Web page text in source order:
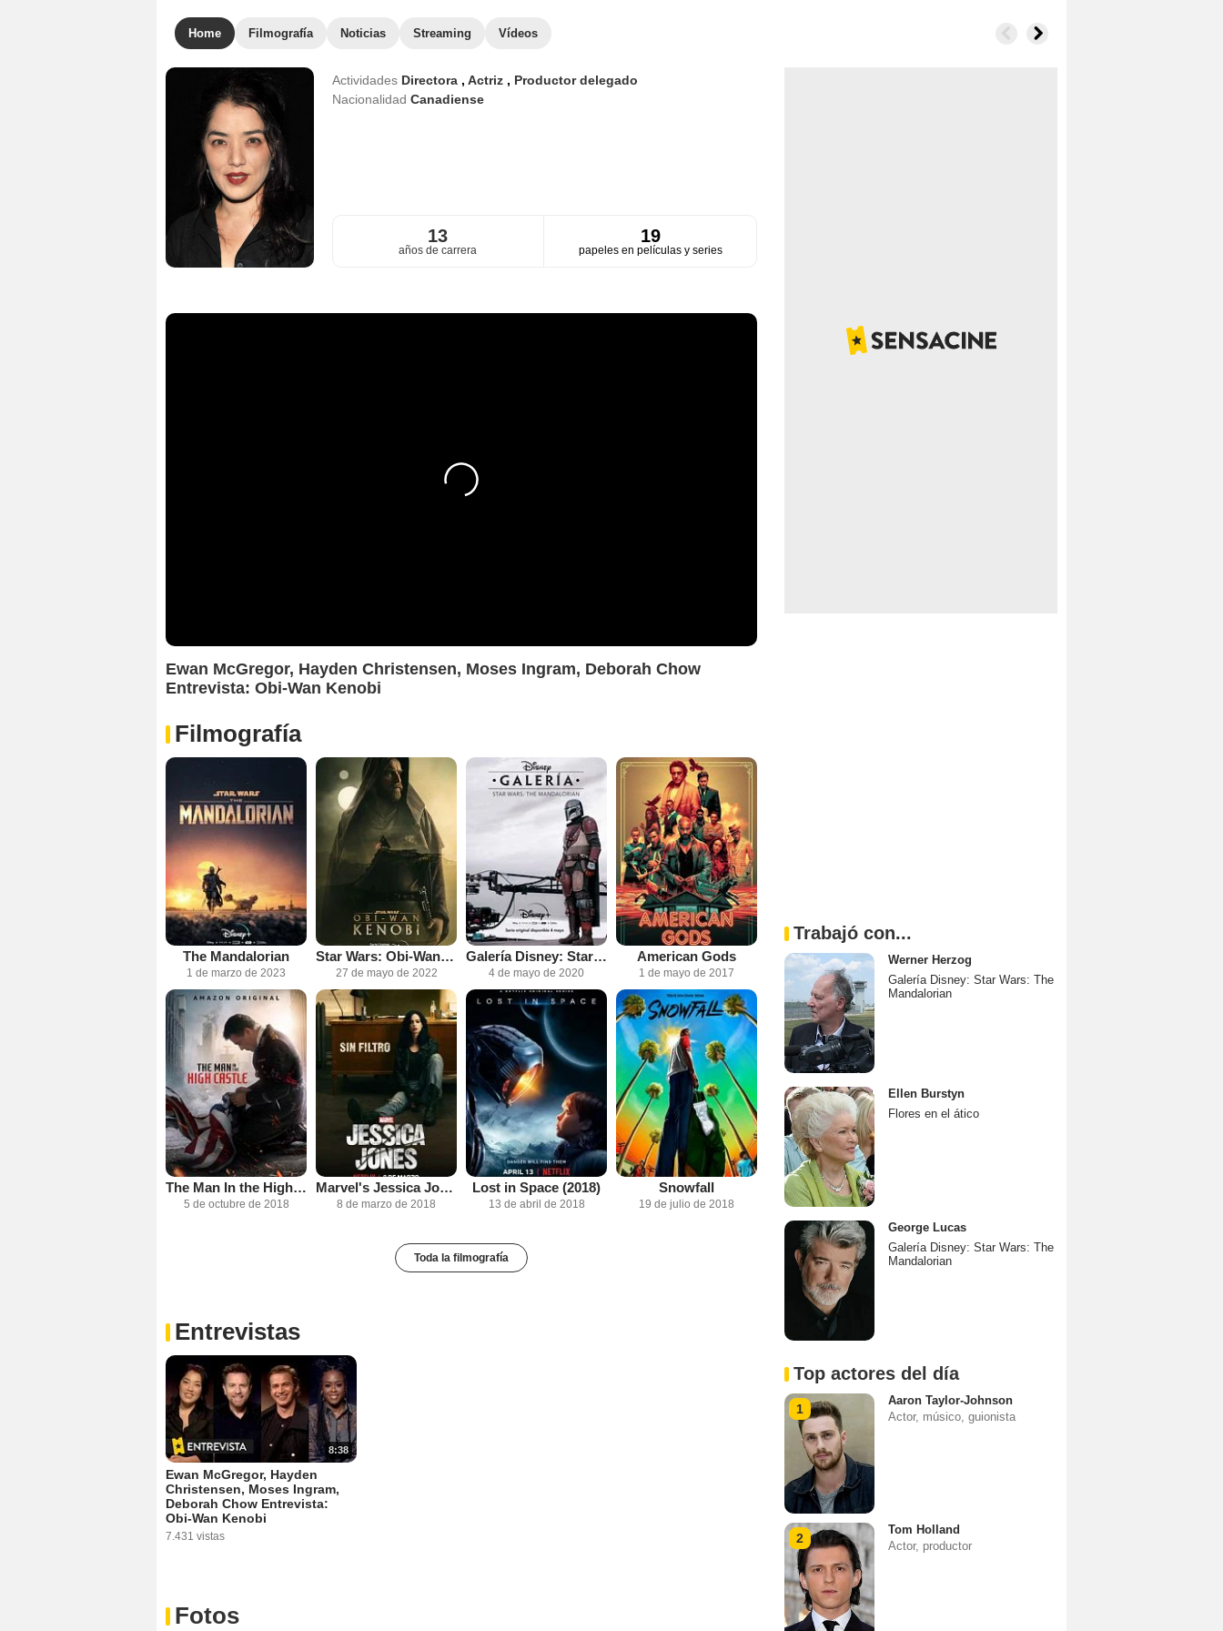
Home Filmografía Noticias Streaming Vídeos
Actividades Directora , Actriz , Productor delegado
Nacionalidad Canadiense
13
años de carrera
19
papeles en películas y series
Ewan McGregor, Hayden Christensen, Moses Ingram, Deborah Chow
Entrevista: Obi-Wan Kenobi
Filmografía
The Mandalorian
1 de marzo de 2023
Star Wars: Obi-Wan Kenobi
27 de mayo de 2022
Galería Disney: Star Wars: The Mandalorian
4 de mayo de 2020
American Gods
1 de mayo de 2017
The Man In the High Castle
5 de octubre de 2018
Marvel's Jessica Jones
8 de marzo de 2018
Lost in Space (2018)
13 de abril de 2018
Snowfall
19 de julio de 2018
Toda la filmografía
Entrevistas
8:38
Ewan McGregor, Hayden
Christensen, Moses Ingram,
Deborah Chow Entrevista:
Obi-Wan Kenobi
7.431 vistas
Fotos
Trabajó con...
Werner Herzog
Galería Disney: Star Wars: The
Mandalorian
Ellen Burstyn
Flores en el ático
George Lucas
Galería Disney: Star Wars: The
Mandalorian
Top actores del día
1
Aaron Taylor-Johnson
Actor, músico, guionista
2
Tom Holland
Actor, productor